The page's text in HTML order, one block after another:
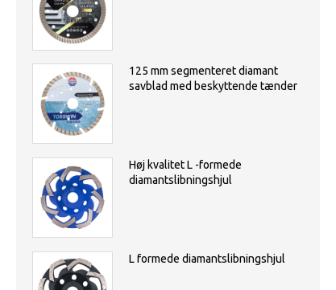
125 mm segmenteret diamant
savblad med beskyttende tænder
Høj kvalitet L -formede
diamantslibningshjul
L formede diamantslibningshjul